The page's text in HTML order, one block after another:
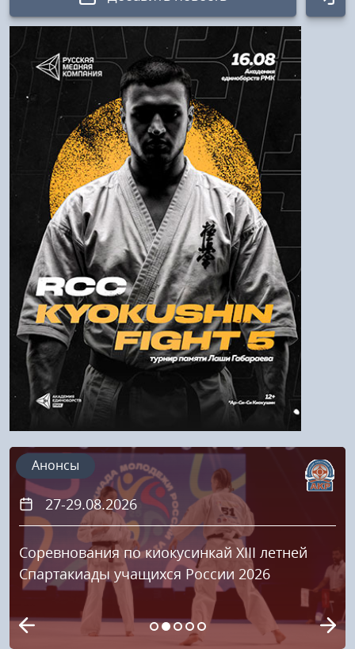
Авторизация
Логин:
Пароль
Войти
Напомнить пароль
Регистрация
27-29.08.2026
Соревнования по киокусинкай XIII летней
Спартакиады учащихся России 2026
Анонсы